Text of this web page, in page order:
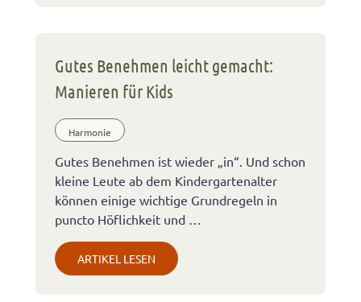
Gutes Benehmen leicht gemacht:
Manieren für Kids
Harmonie
Gutes Benehmen ist wieder „in“. Und schon
kleine Leute ab dem Kindergartenalter
können einige wichtige Grundregeln in
puncto Höflichkeit und …
ARTIKEL LESEN